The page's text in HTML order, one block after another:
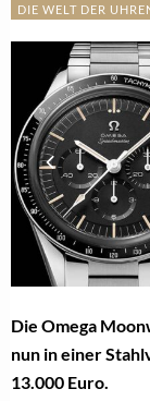
DIE WELT DER
Die Omega
nun in einer
13.000 Euro.